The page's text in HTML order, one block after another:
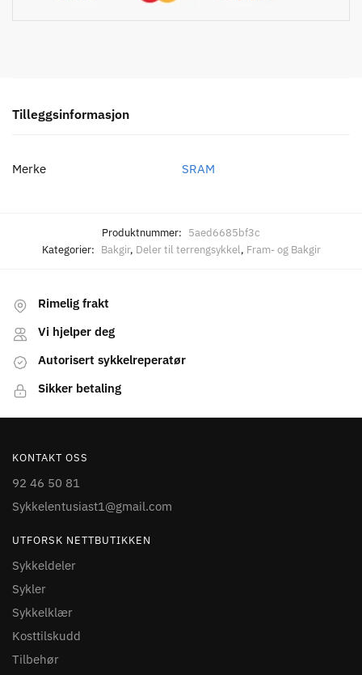
Tilleggsinformasjon
Merke SRAM
Produktnummer: 5aed6685bf3c
Kategorier: Bakgir, Deler til terrengsykkel, Fram- og Bakgir
Rimelig frakt
Vi hjelper deg
Autorisert sykkelreperatør
Sikker betaling
KONTAKT OSS
92 46 50 81
Sykkelentusiast1@gmail.com
UTFORSK NETTBUTIKKEN
Sykkeldeler
Sykler
Sykkelklær
Kosttilskudd
Tilbehør